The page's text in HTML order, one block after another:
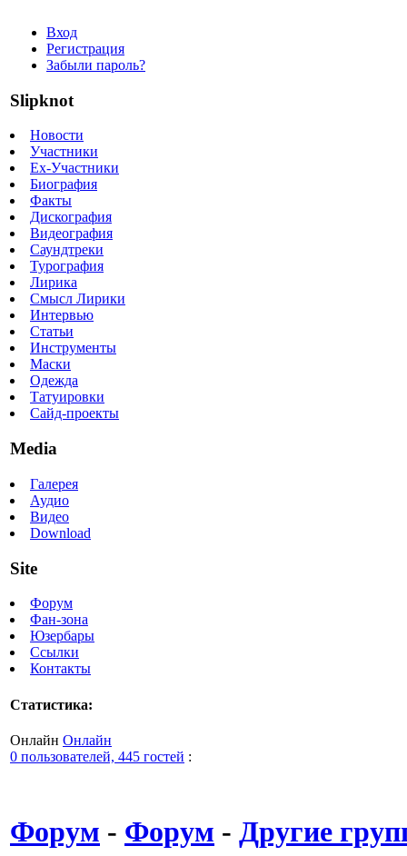
Вход
Регистрация
Забыли пароль?
Slipknot
Новости
Участники
Ex-Участники
Биография
Факты
Дискография
Видеография
Саундтреки
Турография
Лирика
Смысл Лирики
Интервью
Статьи
Инструменты
Маски
Одежда
Татуировки
Сайд-проекты
Media
Галерея
Аудио
Видео
Download
Site
Форум
Фан-зона
Юзербары
Ссылки
Контакты
Статистика:
Онлайн Онлайн
0 пользователей, 445 гостей :
Форум - Форум - Другие